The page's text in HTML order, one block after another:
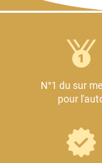
N°1 du sur
pour